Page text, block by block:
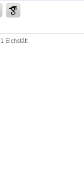
Eichstätt